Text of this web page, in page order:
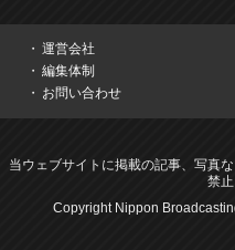
運営会社
編集体制
お問い合わせ
当ウェブサイトに掲載の記事、写真
禁止
Copyright Nippon